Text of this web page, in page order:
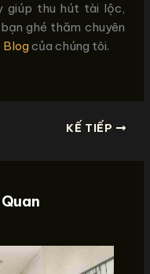
giúp thu hút tài lộc,
ghé thăm chuyên
Blogcủa chúng tôi.
KẾ TIẾP